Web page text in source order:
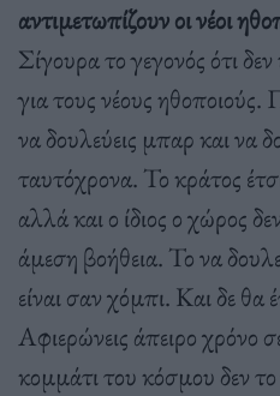
αντιμετωπίζουν οι νέοι
Σίγουρα το γεγονός ότι
για τους νέους
να δουλεύεις μπαρ και να
ταυτόχρονα. Το κράτος
αλλά και ο ίδιος ο χώρος
άμεση βοήθεια. Το να
είναι σαν χόμπι. Και δε θα
Αφιερώνεις άπειρο χρόνο
κομμάτι του κόσμου δεν το